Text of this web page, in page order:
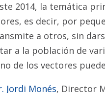
2014, la temática
es decir, por
a otros, sin
a la población de
de los vectores
Jordi Monés, Director